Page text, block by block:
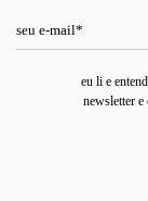
eu li e
newsletter e